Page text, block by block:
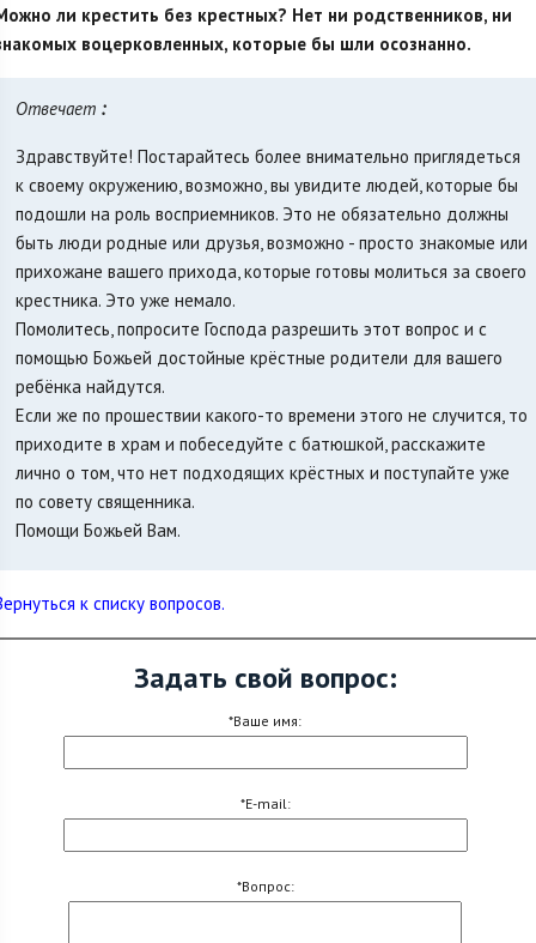
ли крестить без крестных? Нет ни родственников, ни
воцерковленных, которые бы шли осознанно.
Отвечает :
Здравствуйте! Постарайтесь более внимательно приглядеться
к своему окружению, возможно, вы увидите людей, которые бы
подошли на роль восприемников. Это не обязательно должны
быть люди родные или друзья, возможно - просто знакомые или
прихожане вашего прихода, которые готовы молиться за своего
крестника. Это уже немало.
Помолитесь, попросите Господа разрешить этот вопрос и с
помощью Божьей достойные крёстные родители для вашего
ребёнка найдутся.
Если же по прошествии какого-то времени этого не случится, то
приходите в храм и побеседуйте с батюшкой, расскажите
лично о том, что нет подходящих крёстных и поступайте уже
по совету священника.
Помощи Божьей Вам.
к списку вопросов.
Задать свой вопрос:
*Ваше имя:
*E-mail:
*Вопрос: